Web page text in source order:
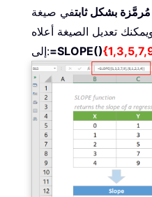
بشكل ثابتفي صيغة Excel،
تعديل الصيغة أعلاه
إلى:=SLOPE()